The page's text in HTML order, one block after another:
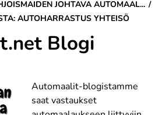
JOHTAVA AUTOMAAL...
AUTOHARRASTUS YHTEISÖ
Blogi
Automaalit-blogistamme
saat vastaukset